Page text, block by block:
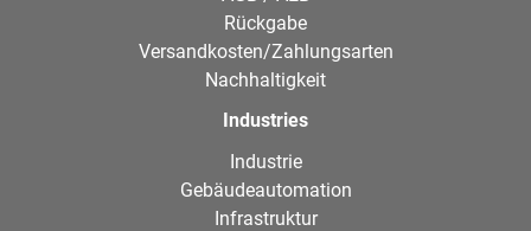
Rückgabe
Versandkosten/Zahlungsarten
Nachhaltigkeit
Industries
Industrie
Gebäudeautomation
Infrastruktur